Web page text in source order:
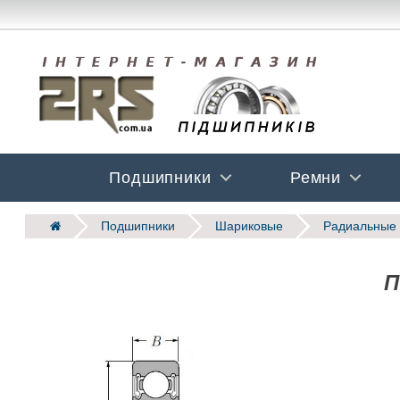
Подшипники Ремни
Подшипники Шариковые Радиальные